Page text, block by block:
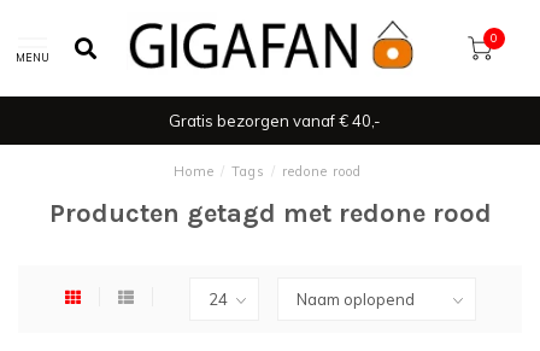
MENU
0
Gratis bezorgen vanaf € 40,-
Home / Tags / redone rood
Producten getagd met redone rood